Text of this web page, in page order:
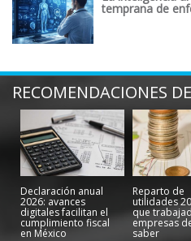
temprana de
RECOMENDACIONES
Declaración anual
2026: avances
digitales facilitan el
cumplimiento fiscal
en México
Reparto de
utilidades
que
empresas
saber